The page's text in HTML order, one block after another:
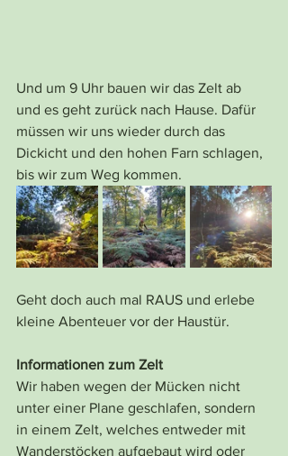
Und um 9 Uhr bauen wir das Zelt ab
und es geht zurück nach Hause. Dafür
müssen wir uns wieder durch das
Dickicht und den hohen Farn schlagen,
bis wir zum Weg kommen.
Geht doch auch mal RAUS und erlebe
kleine Abenteuer vor der Haustür.
Informationen zum Zelt
Wir haben wegen der Mücken nicht
unter einer Plane geschlafen, sondern
in einem Zelt, welches entweder mit
Wanderstöcken aufgebaut wird oder